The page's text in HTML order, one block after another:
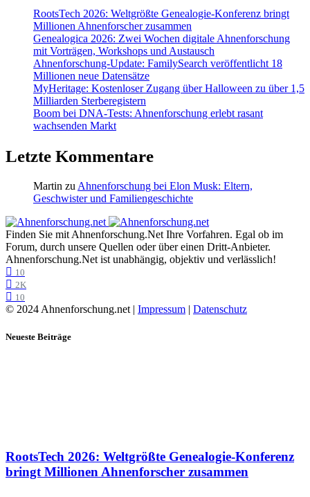
RootsTech 2026: Weltgrößte Genealogie-Konferenz bringt
Millionen Ahnenforscher zusammen
Genealogica 2026: Zwei Wochen digitale Ahnenforschung
mit Vorträgen, Workshops und Austausch
Ahnenforschung-Update: FamilySearch veröffentlicht 18
Millionen neue Datensätze
MyHeritage: Kostenloser Zugang über Halloween zu über 1,5
Milliarden Sterberegistern
Boom bei DNA-Tests: Ahnenforschung erlebt rasant
wachsenden Markt
Letzte Kommentare
Martin zu Ahnenforschung bei Elon Musk: Eltern,
Geschwister und Familiengeschichte
Finden Sie mit Ahnenforschung.Net Ihre Vorfahren. Egal ob im
Forum, durch unsere Quellen oder über einen Dritt-Anbieter.
Ahnenforschung.Net ist unabhängig, objektiv und verlässlich!
10
2K
10
© 2024 Ahnenforschung.net | Impressum | Datenschutz
Neueste Beiträge
RootsTech 2026: Weltgrößte Genealogie-Konferenz
bringt Millionen Ahnenforscher zusammen